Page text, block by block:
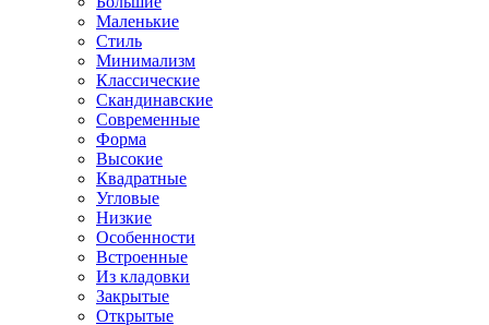
Маленькие
Стиль
Минимализм
Классические
Скандинавские
Современные
Форма
Высокие
Квадратные
Угловые
Низкие
Особенности
Встроенные
Из кладовки
Закрытые
Открытые